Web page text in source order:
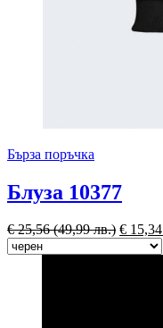
Бърза поръчка
Блуза 10377
€25,56(49,99 лв.) € 15,34